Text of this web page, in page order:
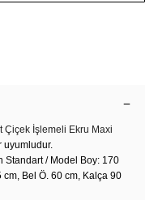
Çiçek İşlemeli Ekru Maxi
uyumludur.
Standart / Model Boy: 170
cm, Bel Ö. 60 cm, Kalça 90